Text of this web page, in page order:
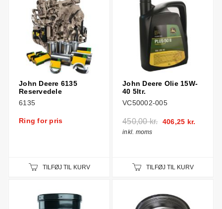
John Deere 6135
Reservedele
6135
Ring for pris
TILFØJ TIL KURV
John Deere Olie 15W-
40 5ltr.
VC50002-005
450,00 kr. 406,25 kr.
inkl. moms
TILFØJ TIL KURV